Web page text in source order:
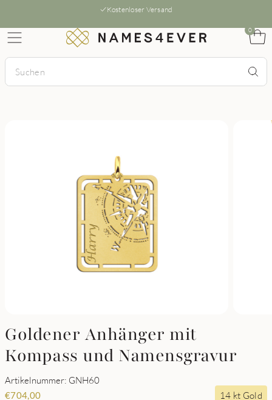
Kostenloser Versand
0
Goldener Anhänger mit
Kompass und Namensgravur
Artikelnummer: GNH60
€704,00 14 kt Gold